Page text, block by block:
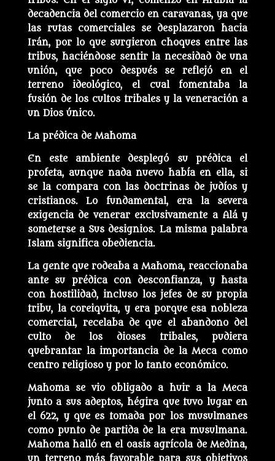
decadencia del comercio en caravanas, ya que
las rutas comerciales se desplazaron hacia
Irán, por lo que surgieron choques entre las
tribus, haciéndose sentir la necesidad de una
unión, que poco después se reflejó en el
terreno ideológico, el cual fomentaba la
fusión de los cultos tribales y la veneración a
un Dios único.
La prédica de Mahoma
En este ambiente desplegó su prédica el
profeta, aunque nada nuevo había en ella, si
se la compara con las doctrinas de judíos y
cristianos. Lo fundamental, era la severa
exigencia de venerar exclusivamente a Alá y
someterse a Sus designios. La misma palabra
Islam significa obediencia.
La gente que rodeaba a Mahoma, reaccionaba
ante su prédica con desconfianza, y hasta
con hostilidad, incluso los jefes de su propia
tribu, la coreiquita, y era porque esa nobleza
comercial, recelaba de que el abandono del
culto de los dioses tribales, pudiera
quebrantar la importancia de la Meca como
centro religioso y por lo tanto económico.
Mahoma se vio obligado a huir a la Meca
junto a sus adeptos, hégira que tuvo lugar en
el 622, y que es tomada por los musulmanes
como punto de partida de la era musulmana.
Mahoma halló en el oasis agrícola de Medina,